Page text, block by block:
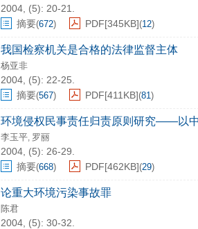
2004, (5): 20-21.
摘要(672) PDF[345KB](12)
我国检察机关是合格的法律监督主体
杨亚非
2004, (5): 22-25.
摘要(567) PDF[411KB](81)
环境侵权民事责任归责原则研究——以
李玉平, 罗丽
2004, (5): 26-29.
摘要(668) PDF[462KB](29)
论重大环境污染事故罪
陈君
2004, (5): 30-32.